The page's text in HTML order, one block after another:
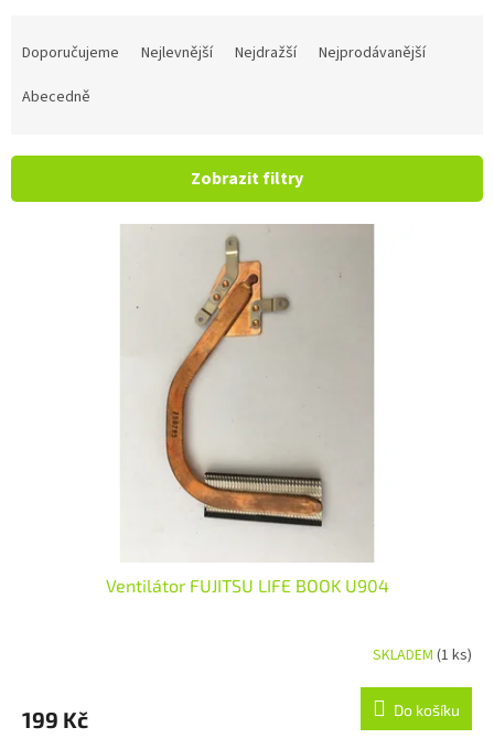
Doporučujeme Nejlevnější Nejdražší
Nejprodávanější
Abecedně
Zobrazit filtry
Výpis produktů
Ventilátor FUJITSU LIFE BOOK U904
SKLADEM (1 ks)
199 Kč Do košíku